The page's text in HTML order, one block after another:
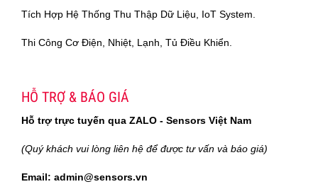
Tích Hợp Hệ Thống Thu Thập Dữ Liệu, IoT System.
Thi Công Cơ Điện, Nhiệt, Lạnh, Tủ Điều Khiển.
HỖ TRỢ & BÁO GIÁ
Hỗ trợ trực tuyến qua ZALO - Sensors Việt Nam
(Quý khách vui lòng liên hệ để được tư vấn và báo giá)
Email: admin@sensors.vn